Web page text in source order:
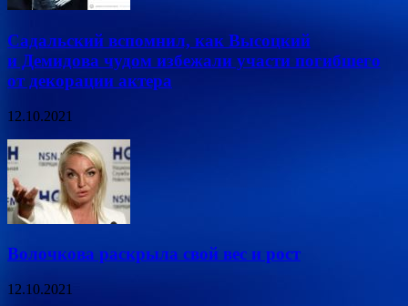
Садальский вспомнил, как Высоцкий
и Демидова чудом избежали участи погибшего
от декорации актера
12.10.2021
Волочкова раскрыла свой вес и рост
12.10.2021